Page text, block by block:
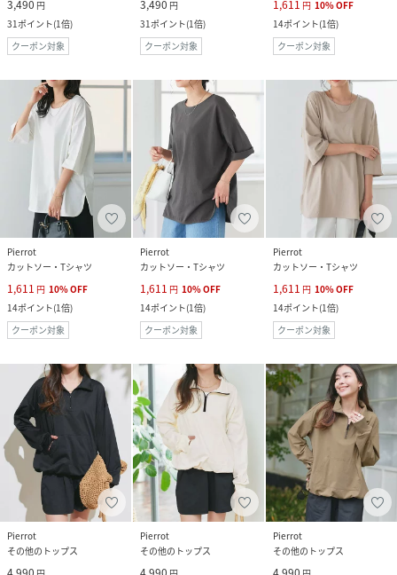
3,490 円
31ポイント(1倍)
クーポン対象
3,490 円
31ポイント(1倍)
クーポン対象
1,611 円 10%OFF
14ポイント(1倍)
クーポン対象
Pierrot
カットソー・Tシャツ
1,611 円 10%OFF
14ポイント(1倍)
クーポン対象
Pierrot
カットソー・Tシャツ
1,611 円 10%OFF
14ポイント(1倍)
クーポン対象
Pierrot
カットソー・Tシャツ
1,611 円 10%OFF
14ポイント(1倍)
クーポン対象
Pierrot
その他のトップス
Pierrot
その他のトップス
Pierrot
その他のトップス